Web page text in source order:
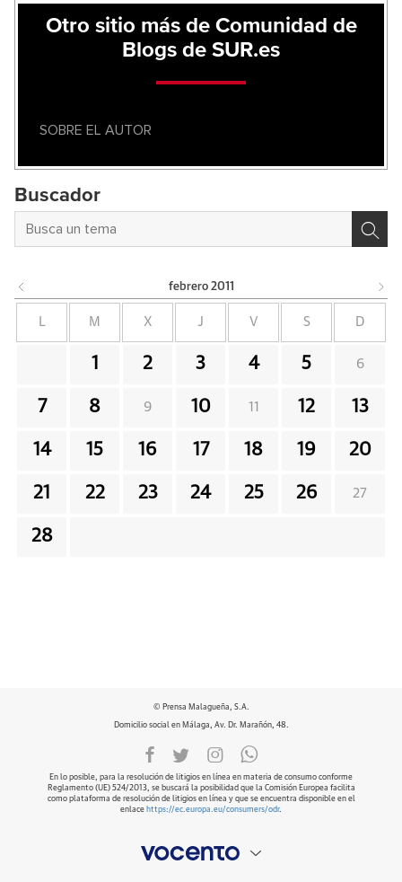
Otro sitio más de Comunidad de
Blogs de SUR.es
SOBRE EL AUTOR
Buscador
febrero 2011
M X J V S D
1 2 3 4 5 6
7 8 9 10 11 12 13
14 15 16 17 18 19 20
21 22 23 24 25 26 27
28
© Prensa Malagueña, S.A.
Domicilio social en Málaga, Av. Dr. Marañón, 48.
En lo posible, para la resolución de litigios en línea en materia de consumo conforme
Reglamento (UE) 524/2013, se buscará la posibilidad que la Comisión Europea facilita
como plataforma de resolución de litigios en línea y que se encuentra disponible en el
enlace https://ec.europa.eu/consumers/odr.